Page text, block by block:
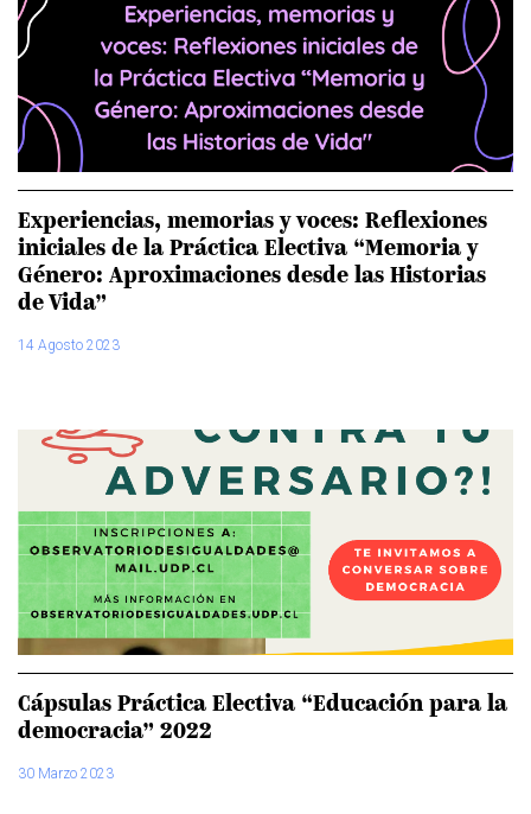
Experiencias, memorias y voces: Reflexiones
iniciales de la Práctica Electiva “Memoria y
Género: Aproximaciones desde las Historias
de Vida”
14 Agosto 2023
Cápsulas Práctica Electiva “Educación para la
democracia” 2022
30 Marzo 2023